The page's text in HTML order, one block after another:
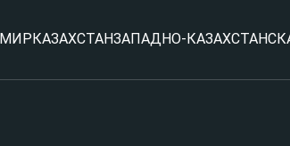
МИР КАЗАХСТАНЗАПАДНО-